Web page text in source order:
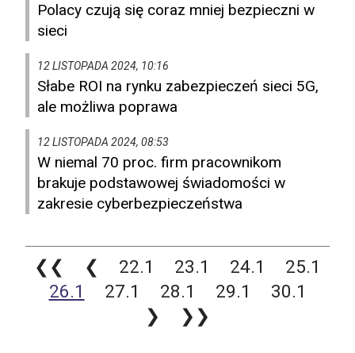
Polacy czują się coraz mniej bezpieczni w
sieci
12 LISTOPADA 2024, 10:16
Słabe ROI na rynku zabezpieczeń sieci 5G,
ale możliwa poprawa
12 LISTOPADA 2024, 08:53
W niemal 70 proc. firm pracownikom
brakuje podstawowej świadomości w
zakresie cyberbezpieczeństwa
❮❮ ❮ 22.1 23.1 24.1
25.1
26.1
27.1 28.1 29.1
30.1
❯
❯❯